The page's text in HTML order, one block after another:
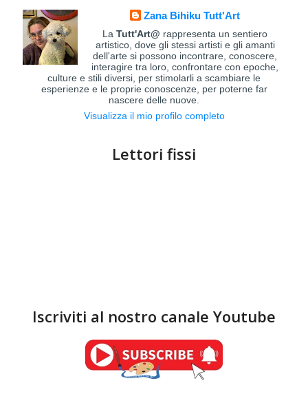
Zana Bihiku Tutt'Art
LaTutt'Art@ rappresenta un sentiero
artistico, dove gli stessi artisti e gli amanti
dell'arte si possono incontrare, conoscere,
interagire tra loro, confrontare con epoche,
culture e stili diversi, per stimolarli a scambiare le
esperienze e le proprie conoscenze, per poterne far
nascere delle nuove.
Visualizza il mio profilo completo
Lettori fissi
Iscriviti al nostro canale Youtube